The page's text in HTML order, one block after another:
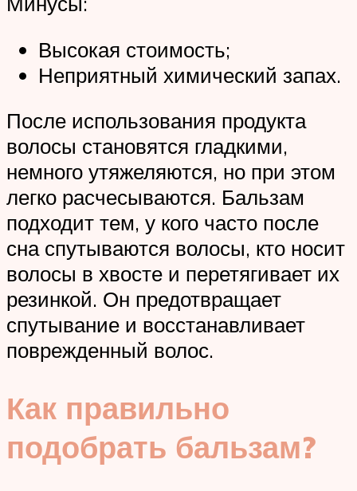
Высокая стоимость;
Неприятный химический запах.
После использования продукта
волосы становятся гладкими,
немного утяжеляются, но при этом
легко расчесываются. Бальзам
подходит тем, у кого часто после
сна спутываются волосы, кто носит
волосы в хвосте и перетягивает их
резинкой. Он предотвращает
спутывание и восстанавливает
поврежденный волос.
Как правильно
подобрать бальзам?